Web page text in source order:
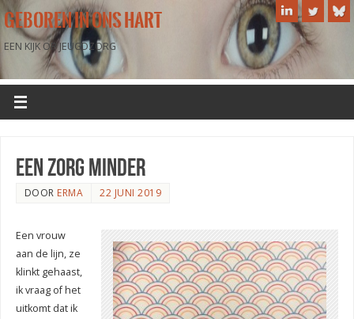
GEBOREN IN ONS HART
EEN KIJK OP JEUGDZORG
een zorg minder
DOOR ERMA 22 JUNI 2019
Een vrouw
aan de lijn, ze
klinkt gehaast,
ik vraag of het
uitkomt dat ik